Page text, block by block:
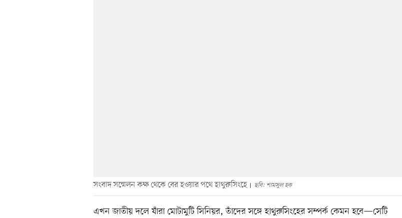
সংবাদ সম্মেলন কক্ষ থেকে বের হওয়ার পথে হাথুরুসিংহে ছবি: শামসুল হক
এখন জাতীয় দলে যাঁরা মোটামুটি সিনিয়র, তাঁদের সঙ্গে হাথুরুসিংহের সম্পর্ক কেমন হবে—সেটি